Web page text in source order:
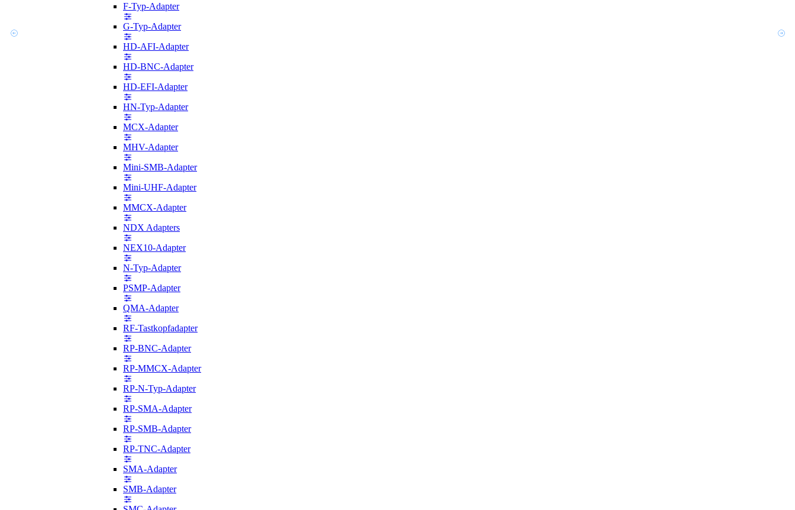
F-Typ-Adapter
G-Typ-Adapter
HD-AFI-Adapter
HD-BNC-Adapter
HD-EFI-Adapter
HN-Typ-Adapter
MCX-Adapter
MHV-Adapter
Mini-SMB-Adapter
Mini-UHF-Adapter
MMCX-Adapter
NDX Adapters
NEX10-Adapter
N-Typ-Adapter
PSMP-Adapter
QMA-Adapter
RF-Tastkopfadapter
RP-BNC-Adapter
RP-MMCX-Adapter
RP-N-Typ-Adapter
RP-SMA-Adapter
RP-SMB-Adapter
RP-TNC-Adapter
SMA-Adapter
SMB-Adapter